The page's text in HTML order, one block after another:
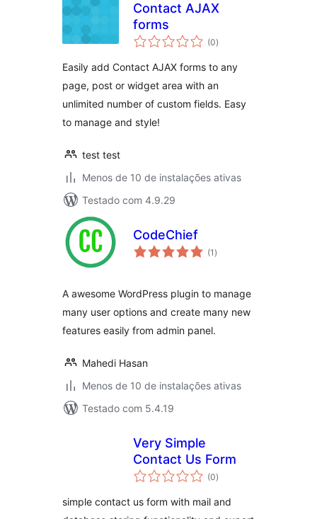
Contact AJAX
forms
(0total
de
)
Easily add Contact AJAX forms to any
page, post or widget area with an
unlimited number of custom fields. Easy
to manage and style!
test test
Menos de 10 de instalações ativas
Testado com 4.9.29
CodeChief
(1 total
de
)
A awesome WordPress plugin to manage
many user options and create many new
features easily from admin panel.
Mahedi Hasan
Menos de 10 de instalações ativas
Testado com 5.4.19
Very Simple
Contact Us Form
(0total
de
)
simple contact us form with mail and